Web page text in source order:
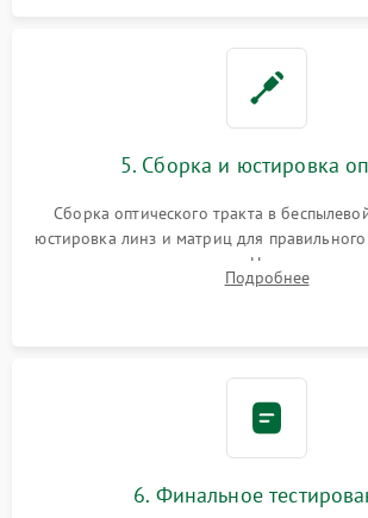
5. Сборка и юстировка
Сборка оптического тракта в
юстировка линз и матриц для
и устранения размытия. Надежное
шлейфов, установка датчиков и
Подробнее
6. Финальное